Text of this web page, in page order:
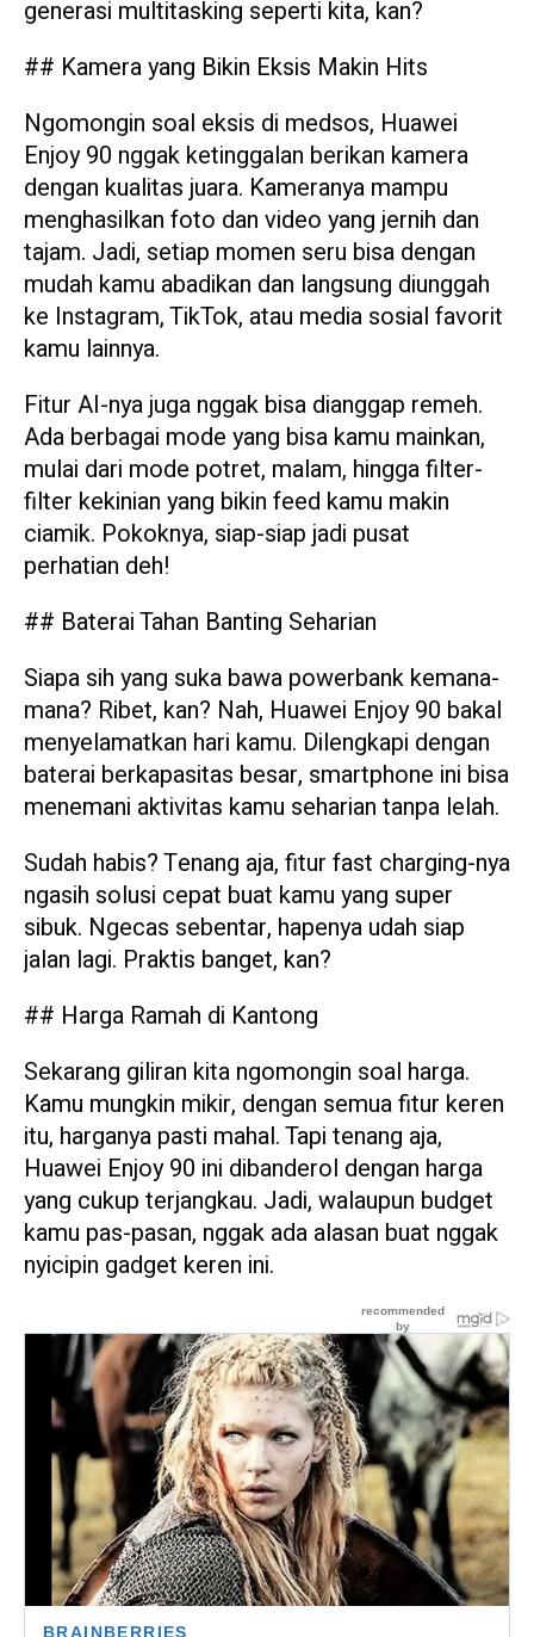
generasi multitasking seperti kita, kan?
## Kamera yang Bikin Eksis Makin Hits
Ngomongin soal eksis di medsos, Huawei
Enjoy 90 nggak ketinggalan berikan kamera
dengan kualitas juara. Kameranya mampu
menghasilkan foto dan video yang jernih dan
tajam. Jadi, setiap momen seru bisa dengan
mudah kamu abadikan dan langsung diunggah
ke Instagram, TikTok, atau media sosial favorit
kamu lainnya.
Fitur AI-nya juga nggak bisa dianggap remeh.
Ada berbagai mode yang bisa kamu mainkan,
mulai dari mode potret, malam, hingga filter-
filter kekinian yang bikin feed kamu makin
ciamik. Pokoknya, siap-siap jadi pusat
perhatian deh!
## Baterai Tahan Banting Seharian
Siapa sih yang suka bawa powerbank kemana-
mana? Ribet, kan? Nah, Huawei Enjoy 90 bakal
menyelamatkan hari kamu. Dilengkapi dengan
baterai berkapasitas besar, smartphone ini bisa
menemani aktivitas kamu seharian tanpa lelah.
Sudah habis? Tenang aja, fitur fast charging-nya
ngasih solusi cepat buat kamu yang super
sibuk. Ngecas sebentar, hapenya udah siap
jalan lagi. Praktis banget, kan?
## Harga Ramah di Kantong
Sekarang giliran kita ngomongin soal harga.
Kamu mungkin mikir, dengan semua fitur keren
itu, harganya pasti mahal. Tapi tenang aja,
Huawei Enjoy 90 ini dibanderol dengan harga
yang cukup terjangkau. Jadi, walaupun budget
kamu pas-pasan, nggak ada alasan buat nggak
nyicipin gadget keren ini.